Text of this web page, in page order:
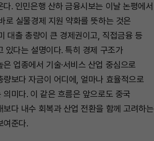
M
. 인민은행 산하 금융시보는 이날 논평에서
로 실물경제 지원 약화를 뜻하는 것은
대출 총량이 큰 경제권이고, 직접금융 등
있다는 설명이다. 특히 경제 구조가
업종에서 기술·서비스 산업 중심으로
보다 자금이 어디에, 얼마나 효율적으로
미다. 이 같은 흐름은 앞으로도 중국
다 내수 회복과 산업 전환을 함께 고려하는
여준다.